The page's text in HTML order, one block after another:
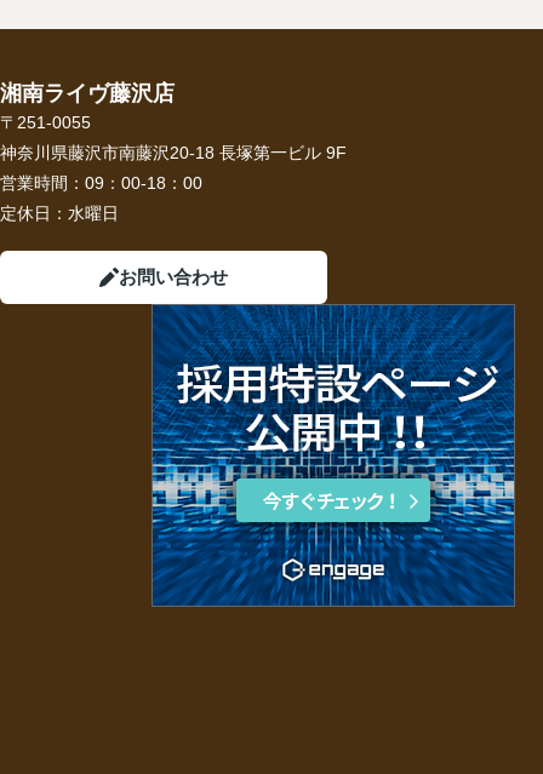
湘南ライヴ藤沢店
〒251-0055
神奈川県藤沢市南藤沢20-18 長塚第一ビル 9F
営業時間： 09：00-18：00
定休日： 水曜日
お問い合わせ